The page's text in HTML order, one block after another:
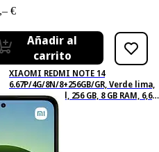
€
Añadir al
carrito
XIAOMI REDMI NOTE 14
6.67P/4G/8N/8+256GB/GR, Verde lima,
Móvil Android, 256 GB, 8 GB RAM, 6,67
" AMOLED FHD+, MediaTek Helio g99-
Ultra, 5510 mAh